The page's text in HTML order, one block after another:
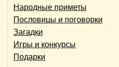
Народные приметы
Пословицы и поговорки
Загадки
Игры и конкурсы
Подарки